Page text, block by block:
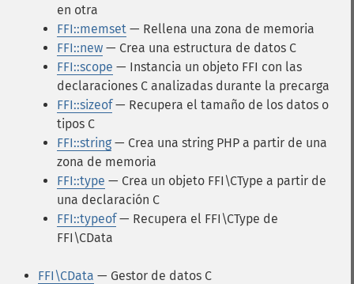
en otra
FFI::memset — Rellena una zona de memoria
FFI::new — Crea una estructura de datos C
FFI::scope — Instancia un objeto FFI con las
declaraciones C analizadas durante la precarga
FFI::sizeof— Recupera el tamaño de los datos o
tipos C
FFI::string — Crea una string PHP a partir de una
zona de memoria
FFI::type — Crea un objeto FFI\CType a partir de
una declaración C
FFI::typeof— Recupera el FFI\CType de
FFI\CData
FFI\CData — Gestor de datos C